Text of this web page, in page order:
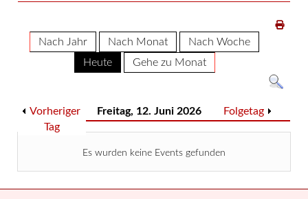
Nach Jahr Nach Monat
Nach Woche
Heute
Gehe zu Monat
Vorheriger
Tag
Freitag, 12. Juni 2026 Folgetag
Es wurden keine Events gefunden